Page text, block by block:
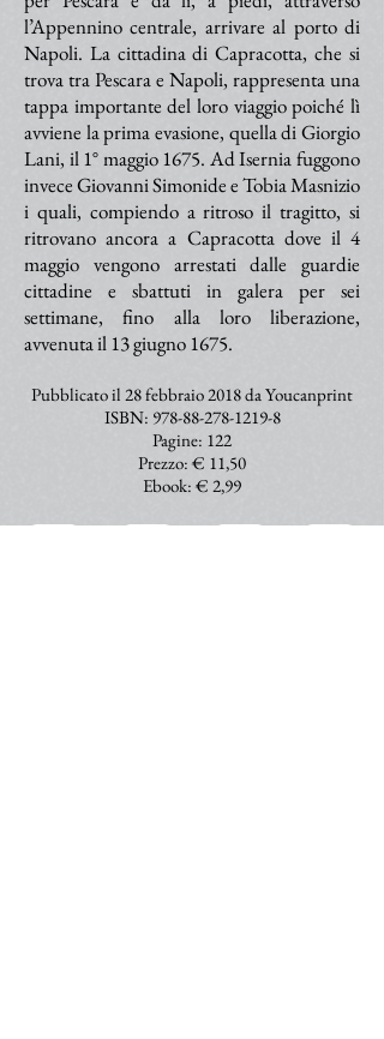
l’Appennino centrale, arrivare al porto di
Napoli. La cittadina di Capracotta, che si
trova tra Pescara e Napoli, rappresenta una
tappa importante del loro viaggio poiché lì
avviene la prima evasione, quella di Giorgio
Lani, il 1° maggio 1675. Ad Isernia fuggono
invece Giovanni Simonide e Tobia Masnizio
i quali, compiendo a ritroso il tragitto, si
ritrovano ancora a Capracotta dove il 4
maggio vengono arrestati dalle guardie
cittadine e sbattuti in galera per sei
settimane, fino alla loro liberazione,
avvenuta il 13 giugno 1675.
Pubblicato il 28 febbraio 2018 da Youcanprint
ISBN: 978-88-278-1219-8
Pagine: 122
Prezzo: € 11,50
Ebook: € 2,99